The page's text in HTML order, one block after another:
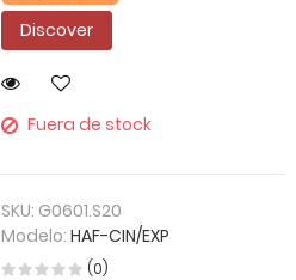
Discover
Fuera de stock
SKU: G0601.S20
Modelo:HAF-CIN/EXP
(0)